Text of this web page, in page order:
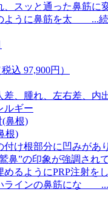
、スッと通った鼻筋に
ように鼻筋を太 ...続
込 97,900円）
差、腫れ、左右差、内
ルギー
根)
付け根部分に凹みがあ
鼻”の印象が強調され
めるようにPRP注射を
ラインの鼻筋にな ...